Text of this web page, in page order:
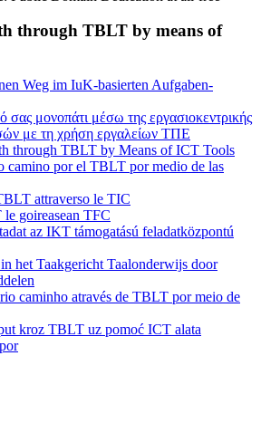
through TBLT by means of
Weg im IuK-basierten Aufgaben-
σας μονοπάτι μέσω της εργασιοκεντρικής
με τη χρήση εργαλείων ΤΠΕ
through TBLT by Means of ICT Tools
camino por el TBLT por medio de las
attraverso le TIC
goireasean TFC
az IKT támogatású feladatközpontú
het Taakgericht Taalonderwijs door
caminho através de TBLT por meio de
kroz TBLT uz pomoć ICT alata